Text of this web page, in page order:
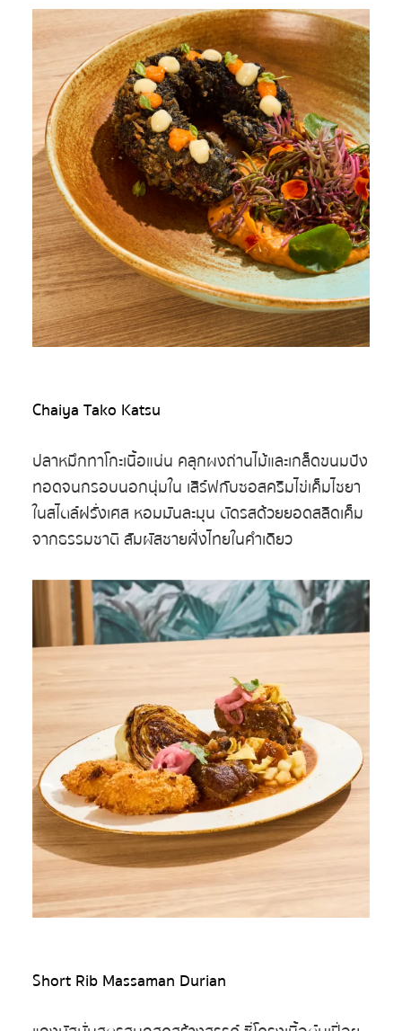
Chaiya Tako Katsu
ปลาหมึกทาโกะเนื้อแน่น คลุกผงถ่านไม้และเกล็ดขนมปัง
ทอดจนกรอบนอกนุ่มใน เสิร์ฟกับซอสครีมไข่เค็มไชยา
ในสไตล์ฝรั่งเศส หอมมันละมุน ตัดรสด้วยยอดสลิดเค็ม
จากธรรมชาติ สัมผัสชายฝั่งไทยในคำเดียว
Short Rib Massaman Durian